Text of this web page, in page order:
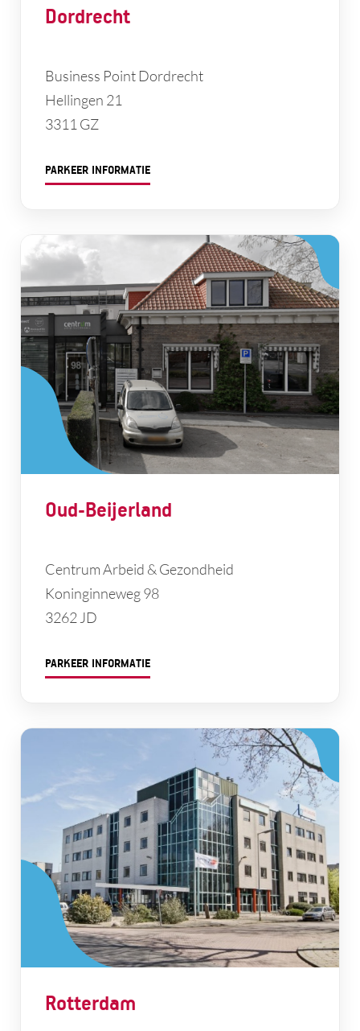
Dordrecht
Business Point Dordrecht
Hellingen 21
3311 GZ
PARKEER INFORMATIE
Oud-Beijerland
Centrum Arbeid & Gezondheid
Koninginneweg 98
3262 JD
PARKEER INFORMATIE
Rotterdam